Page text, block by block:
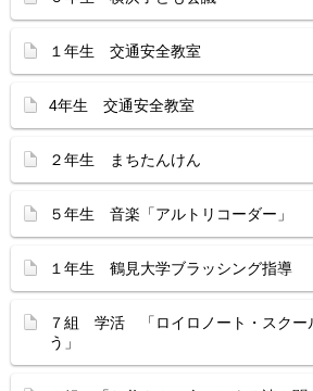
１年生 交通安全教室
4年生 交通安全教室
２年生 まちたんけん
５年生 音楽「アルトリコーダー」
１年生 鶴見大学ブラッシング指導
７組 学活 「ロイロノート・スクー
う」